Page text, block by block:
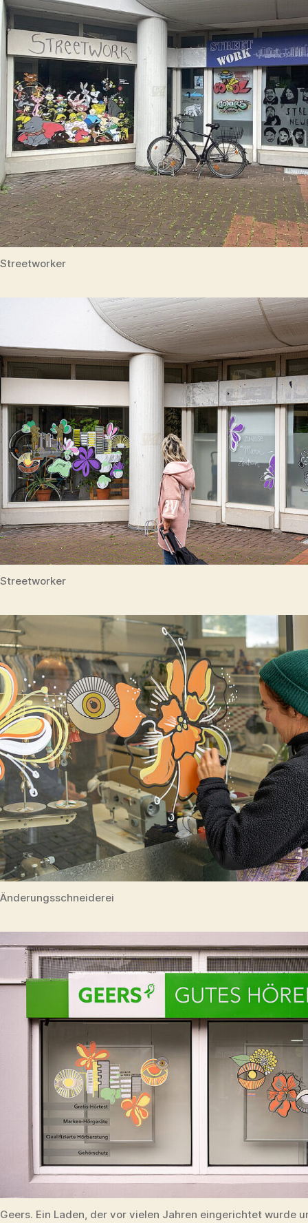
Streetworker
Streetworker
Änderungsschneiderei
Geers. Ein Laden, der vor vielen Jahren eingerichtet wurde